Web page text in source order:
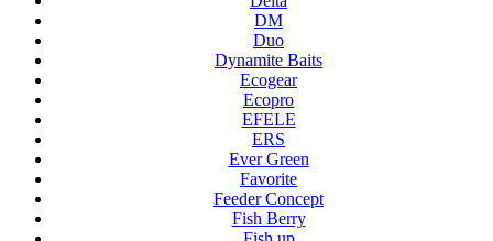
DM
Duo
Dynamite Baits
Ecogear
Ecopro
EFELE
ERS
Ever Green
Favorite
Feeder Concept
Fish Berry